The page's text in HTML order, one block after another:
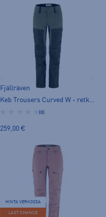
Fjällräven
Keb Trousers Curved W - retkeilyhousut
(0)
259,00 €
HINTA VERKOSSA
LAST CHANCE